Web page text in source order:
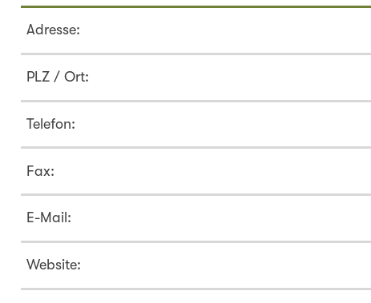
Adresse:
PLZ / Ort:
Telefon:
Fax:
E-Mail:
Website: